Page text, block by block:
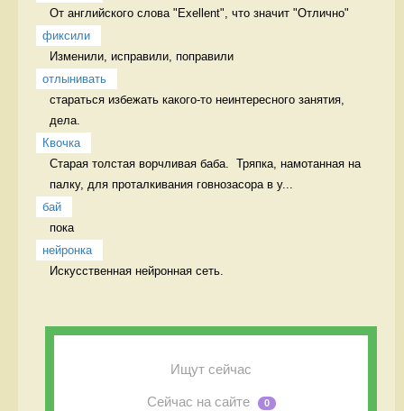
От английского слова "Exellent", что значит "Отлично"
фиксили
Изменили, исправили, поправили
отлынивать
стараться избежать какого-то неинтересного занятия,
дела.
Квочка
Старая толстая ворчливая баба.  Тряпка, намотанная на
палку, для проталкивания говнозасора в у...
бай
пока
нейронка
Искусственная нейронная сеть.
Ищут сейчас
Сейчас на сайте 0